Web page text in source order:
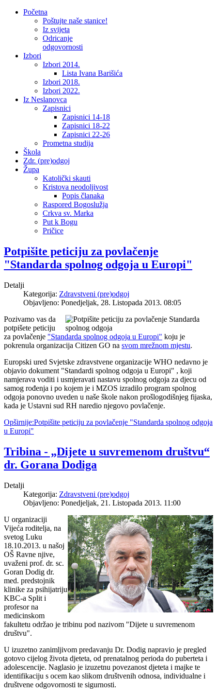
Početna
Poštujte naše stanice!
Iz svijeta
Odricanje
odgovornosti
Izbori
Izbori 2014.
Lista Ivana Barišića
Izbori 2018.
Izbori 2022.
Iz Neslanovca
Zapisnici
Zapisnici 14-18
Zapisnici 18-22
Zapisnici 22-26
Prometna studija
Škola
Zdr. (pre)odgoj
Župa
Katolički skauti
Kristova neodoljivost
Popis članaka
Raspored Bogoslužja
Crkva sv. Marka
Put k Bogu
Pričice
Potpišite peticiju za povlačenje
"Standarda spolnog odgoja u Europi"
Detalji
Kategorija: Zdravstveni (pre)odgoj
Objavljeno: Ponedjeljak, 28. Listopada 2013. 08:05
Pozivamo vas da
potpišete peticiju
za povlačenje "Standarda spolnog odgoja u Europi" koju je
pokrenula organizacija Citizen GO na svom mrežnom mjestu.
Europski ured Svjetske zdravstvene organizacije WHO nedavno je
objavio dokument "Standardi spolnog odgoja u Europi" , koji
namjerava voditi i usmjeravati nastavu spolnog odgoja za djecu od
samog rođenja i po kojem je i MZOS izradilo program spolnog
odgoja ponovno uveden u naše škole nakon prošlogodišnjeg fijaska,
kada je Ustavni sud RH naredio njegovo povlačenje.
Opširnije:Potpišite peticiju za povlačenje "Standarda spolnog odgoja
u Europi"
Tribina - „Dijete u suvremenom društvu“
dr. Gorana Dodiga
Detalji
Kategorija: Zdravstveni (pre)odgoj
Objavljeno: Ponedjeljak, 21. Listopada 2013. 11:00
U organizaciji
Vijeća roditelja, na
svetog Luku
18.10.2013. u našoj
OŠ Ravne njive,
uvaženi prof. dr. sc.
Goran Dodig dr.
med. predstojnik
klinike za psihijatriju
KBC-a Split i
profesor na
medicinskom
fakultetu održao je tribinu pod nazivom "Dijete u suvremenom
društvu".
U izuzetno zanimljivom predavanju Dr. Dodig napravio je pregled
gotovo cijelog života djeteta, od prenatalnog perioda do puberteta i
adolescencije. Naglasio je izuzetnu povezanost djeteta i majke te
identifikaciju s ocem kao slikom društvenih odnosa, individualne i
društvene odgovornosti te sigurnosti.